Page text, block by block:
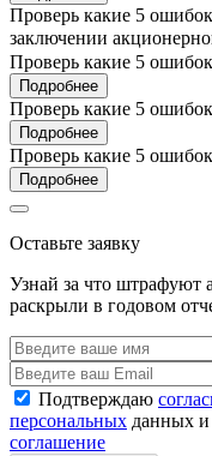
Проверь какие 5
заключении
Проверь какие 5
Подробнее
Проверь какие 5
Подробнее
Проверь какие 5
Подробнее
Оставьте заявку
Узнай за что штрафуют
раскрыли в годовом
Подтверждаю
персональных данных
соглашение